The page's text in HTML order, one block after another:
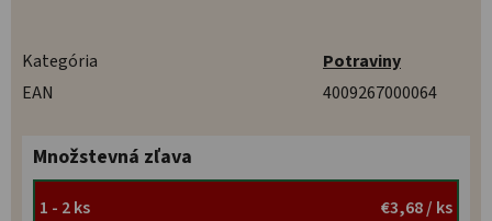
Kategória
Potraviny
EAN
4009267000064
Množstevná zľava
1 - 2 ks €3,68/ ks